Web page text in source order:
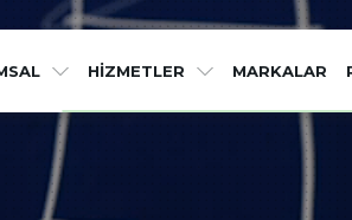
HİZMETLER MARKALAR
Sektörünüzün